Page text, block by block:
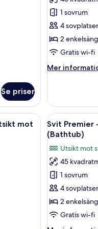
(Daily
60
mins
Treatment)
Se priser
-
2
enkelsängar
-
balkong
-
1 sovrum
4 sovplatser
2
Gratis wi-fi
Mer
Mer
Premier
2
enkelsängar
-
balkong
viss
havsutsikt
sängar, en soffa, ett träbord
mot
Öppna
alla
foton
för
Svit
Premier
-
2
enkelsängar
6
Svit Premier
(Bathtub)
Utsikt mot
45
1 sovrum
4 sovplatser
2
Gratis wi-fi